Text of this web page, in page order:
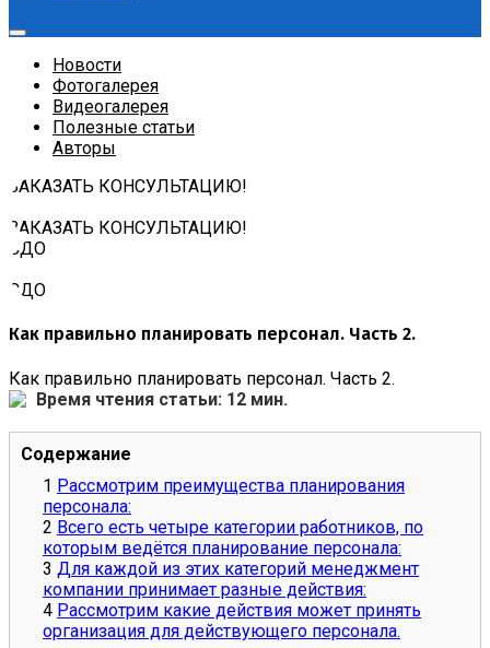
Новости
Фотогалерея
Видеогалерея
Полезные статьи
Авторы
ЗАКАЗАТЬ КОНСУЛЬТАЦИЮ!
ЗАКАЗАТЬ КОНСУЛЬТАЦИЮ!
СДО
СДО
Как правильно планировать персонал. Часть 2.
Как правильно планировать персонал. Часть 2.
Время чтения статьи: 12 мин.
Содержание
Рассмотрим преимущества планирования
персонала:
Всего есть четыре категории работников, по
которым ведётся планирование персонала:
Для каждой из этих категорий менеджмент
компании принимает разные действия:
Рассмотрим какие действия может принять
организация для действующего персонала.